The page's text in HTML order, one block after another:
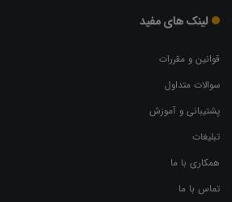
لینک های مفید
قوانین و مقررات
سوالات متداول
پشتیبانی و آموزش
تبلیغات
همکاری با ما
تماس با ما